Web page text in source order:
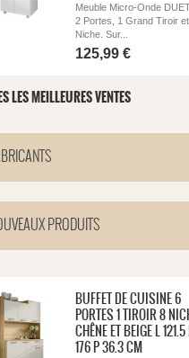
Meuble Micro-Onde
2 Portes, 1 Grand Tiroir et
Niche. Sur...
125,99 €
LES MEILLEURES VENTES
PRODUITS
BUFFET DE CUISINE 6
PORTES 1 TIROIR 8
CHÊNE ET BEIGE L
176 P 36.3 CM